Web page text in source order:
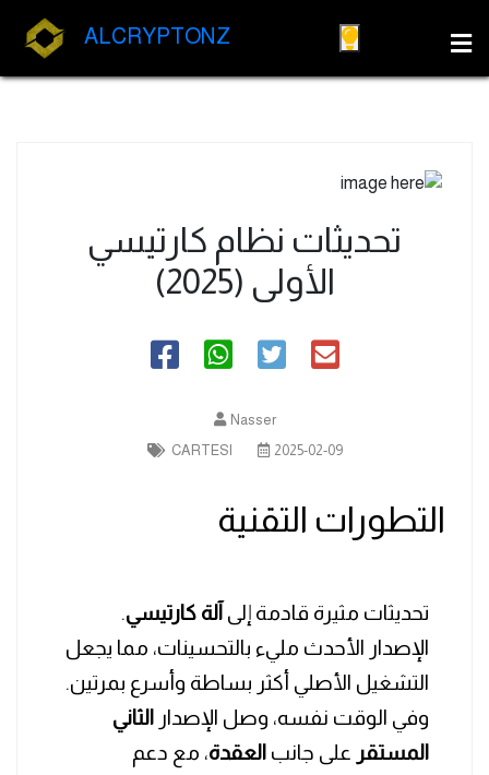
ALCRYPTONZ
تحديثات نظام كارتيسي
الأولى (2025)
Nasser
2025-02-09
CARTESI
التطورات التقنية
تحديثات مثيرة قادمة إلى آلة كارتيسي.
الإصدار الأحدث مليء بالتحسينات، مما يجعل
التشغيل الأصلي أكثر بساطة وأسرع بمرتين.
وفي الوقت نفسه، وصل الإصدار
الثاني
المستقر على جانب العقدة، مع دعم